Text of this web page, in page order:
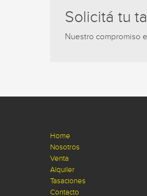
Solicitá tu
Nuestro compromiso
Home
Nosotros
Venta
Alquiler
Tasaciones
Contacto